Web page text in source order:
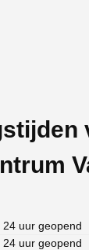
24 uur geopend
24 uur geopend